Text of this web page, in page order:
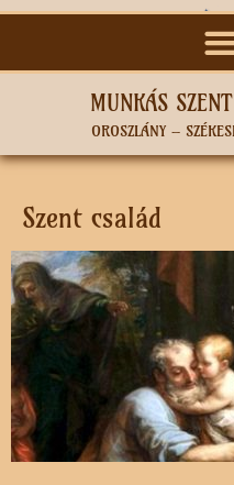
MUNKÁS
OROSZLÁNY –
Szent család